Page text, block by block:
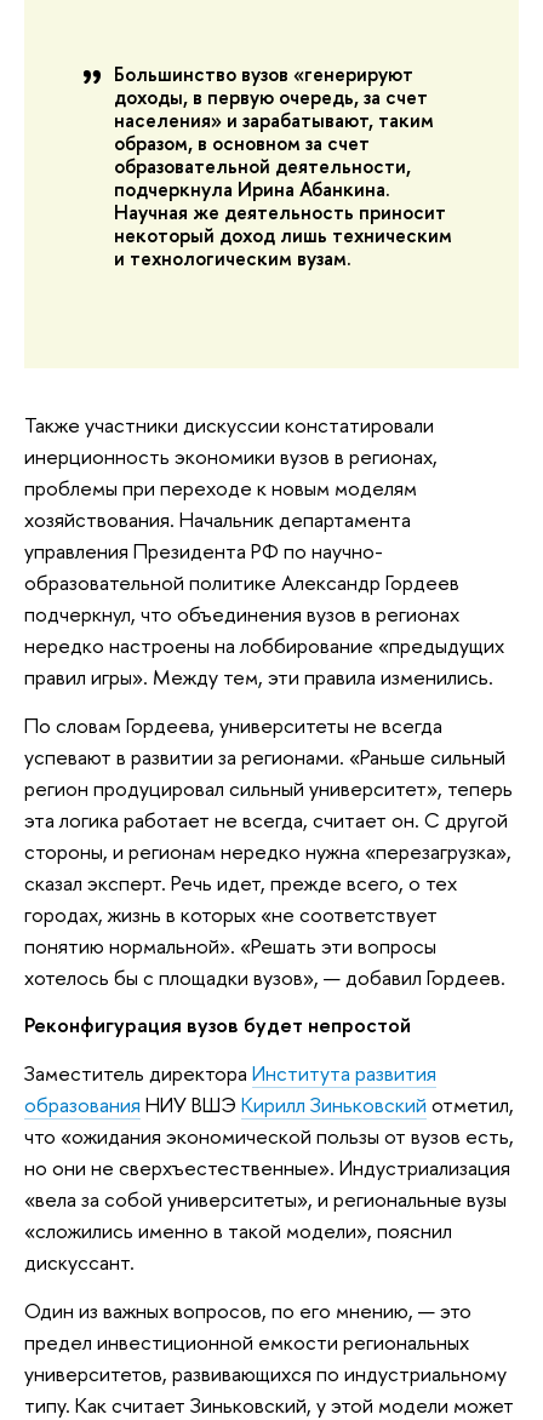
Большинство вузов «генерируют
доходы, в первую очередь, за счет
населения» и зарабатывают, таким
образом, в основном за счет
образовательной деятельности,
подчеркнула Ирина Абанкина.
Научная же деятельность приносит
некоторый доход лишь техническим
и технологическим вузам.
Также участники дискуссии констатировали
инерционность экономики вузов в регионах,
проблемы при переходе к новым моделям
хозяйствования. Начальник департамента
управления Президента РФ по научно-
образовательной политике Александр Гордеев
подчеркнул, что объединения вузов в регионах
нередко настроены на лоббирование «предыдущих
правил игры». Между тем, эти правила изменились.
По словам Гордеева, университеты не всегда
успевают в развитии за регионами. «Раньше сильный
регион продуцировал сильный университет», теперь
эта логика работает не всегда, считает он. С другой
стороны, и регионам нередко нужна «перезагрузка»,
сказал эксперт. Речь идет, прежде всего, о тех
городах, жизнь в которых «не соответствует
понятию нормальной». «Решать эти вопросы
хотелось бы с площадки вузов», — добавил Гордеев.
Реконфигурация вузов будет непростой
Заместитель директора Института развития
образования НИУ ВШЭ Кирилл Зиньковский отметил,
что «ожидания экономической пользы от вузов есть,
но они не сверхъестественные». Индустриализация
«вела за собой университеты», и региональные вузы
«сложились именно в такой модели», пояснил
дискуссант.
Один из важных вопросов, по его мнению, — это
предел инвестиционной емкости региональных
университетов, развивающихся по индустриальному
типу. Как считает Зиньковский, у этой модели может